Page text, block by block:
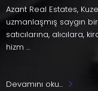
Azant Real Estates,
uzmanlaşmış saygın
satıcılarına,
hizm ...
Devamını oku...